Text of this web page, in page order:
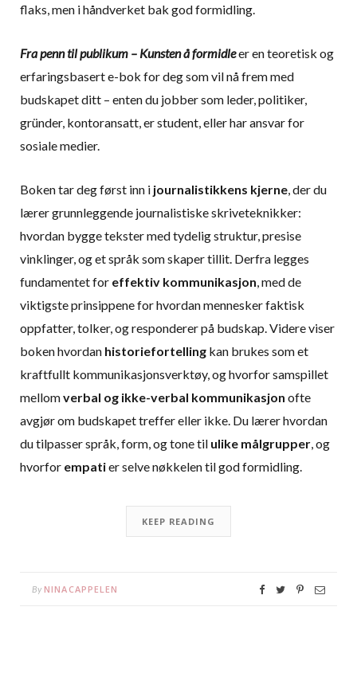
flaks, men i håndverket bak god formidling.
Fra penn til publikum – Kunsten å formidleer en teoretisk og
erfaringsbaserte-bok for deg som vil nå frem med
budskapet ditt – enten du jobber som leder, politiker,
gründer, kontoransatt, er student, eller har ansvar for
sosiale medier.
Boken tar deg først inn i journalistikkens kjerne, der du
lærer grunnleggende journalistiske skriveteknikker:
hvordan bygge tekster med tydelig struktur, presise
vinklinger, og et språk som skaper tillit. Derfra legges
fundamentet for effektiv kommunikasjon, med de
viktigste prinsippene for hvordan mennesker faktisk
oppfatter, tolker, og responderer på budskap. Videre viser
boken hvordan historiefortelling kan brukes som et
kraftfullt kommunikasjonsverktøy, og hvorfor samspillet
mellomverbal og ikke-verbal kommunikasjon ofte
avgjør om budskapet treffer eller ikke. Du lærer hvordan
du tilpasser språk, form, og tone til ulike målgrupper, og
hvorfor empatier selve nøkkelen til god formidling.
KEEP READING
By NINACAPPELEN